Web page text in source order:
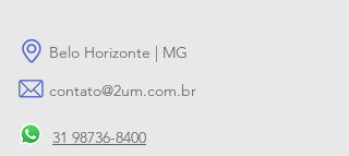
Belo Horizonte | MG
contato@2um.com.br
31 98736-8400